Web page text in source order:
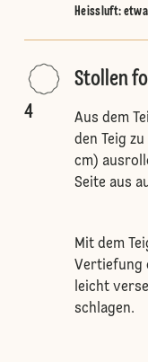
Heissluft: etwa
4
Stollen
Aus dem
den Teig
cm)
Seite aus
Mit dem
Vertiefung
leicht
schlagen.